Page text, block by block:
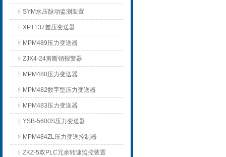
SYM水压脉动监测装置
XPT137差压变送器
MPM489压力变送器
ZJX4-24剪断销报警器
MPM480压力变送器
MPM482数字型压力变送器
MPM483压力变送器
YSB-5600S压力变送器
MPM484ZL压力变送控制器
ZKZ-5双PLC冗余转速监控装置